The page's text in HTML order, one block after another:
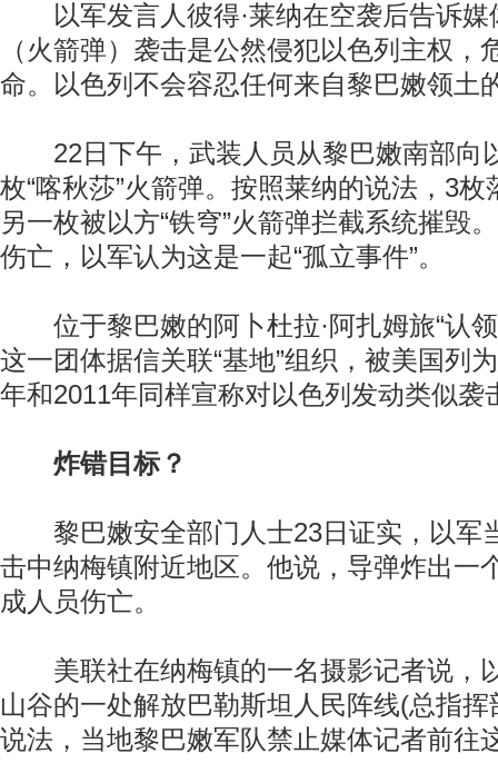
以军发言人彼得·莱纳在空袭后告诉媒
（火箭弹）袭击是公然侵犯以色列主权，
命。以色列不会容忍任何来自黎巴嫩领土
22日下午，武装人员从黎巴嫩南部向
枚“喀秋莎”火箭弹。按照莱纳的说法，3
另一枚被以方“铁穹”火箭弹拦截系统摧毁
伤亡，以军认为这是一起“孤立事件”。
位于黎巴嫩的阿卜杜拉·阿扎姆旅“认领
这一团体据信关联“基地”组织，被美国列
年和2011年同样宣称对以色列发动类似袭
炸错目标？
黎巴嫩安全部门人士23日证实，以军
击中纳梅镇附近地区。他说，导弹炸出一
成人员伤亡。
美联社在纳梅镇的一名摄影记者说，
山谷的一处解放巴勒斯坦人民阵线(总指
说法，当地黎巴嫩军队禁止媒体记者前往